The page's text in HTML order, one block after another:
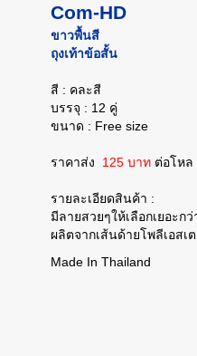
Com-HD
ขาวพื้นสี
ถุงเท้าข้อสั้น
สี : คละสี
บรรจุ : 12 คู่
ขนาด : Free size
ราคาส่ง 125 บาท ต่อโหล
รายละเอียดสินค้า :
มีลายสวยๆให้เลือกเยอะก
ผลิตจากเส้นด้ายโพลีเอสเ
Made In Thailand